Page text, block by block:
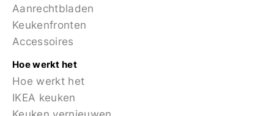
Aanrechtbladen
Keukenfronten
Accessoires
Hoe werkt het
Hoe werkt het
IKEA keuken